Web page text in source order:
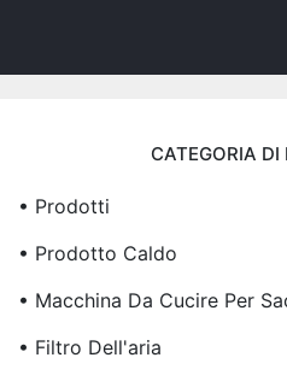
CATEGORIA DI
• Prodotti
• Prodotto Caldo
• Macchina Da Cucire Per
• Filtro Dell'aria